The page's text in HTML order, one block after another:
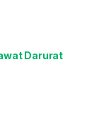
Darurat